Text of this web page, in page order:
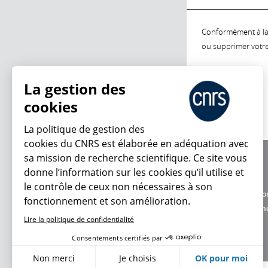
Conformément à
ou supprimer
Charte
Données
La gestion des
cookies
La politique de gestion des
cookies du CNRS est élaborée en adéquation avec
sa mission de recherche scientifique. Ce site vous
donne l’information sur les cookies qu’il utilise et
le contrôle de ceux non nécessaires à son
fonctionnement et son amélioration.
Lire la politique de confidentialité
Consentements certifiés par
Non merci Je choisis OK pour moi